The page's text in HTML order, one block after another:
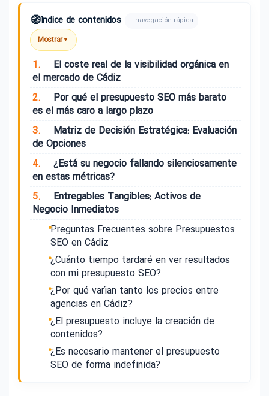
🧭Índice de contenidos – navegación rápida
Mostrar▼
1.
El coste real de la visibilidad orgánica en
el mercado de Cádiz
2.
Por qué el presupuesto SEO más barato
es el más caro a largo plazo
3.
Matriz de Decisión Estratégica: Evaluación
de Opciones
4.
¿Está su negocio fallando silenciosamente
en estas métricas?
5.
Entregables Tangibles: Activos de
Negocio Inmediatos
Preguntas Frecuentes sobre Presupuestos
SEO en Cádiz
¿Cuánto tiempo tardaré en ver resultados
con mi presupuesto SEO?
¿Por qué varían tanto los precios entre
agencias en Cádiz?
¿El presupuesto incluye la creación de
contenidos?
¿Es necesario mantener el presupuesto
SEO de forma indefinida?